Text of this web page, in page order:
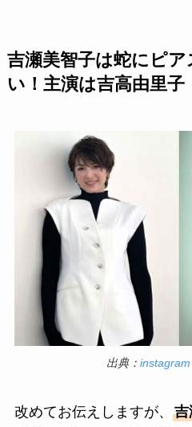
吉瀬美智子は蛇にピ
い！主演は吉高由里子
出典： instagram
改めてお伝えしますが、 吉